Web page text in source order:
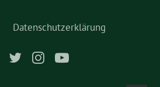
Datenschutzerklärung